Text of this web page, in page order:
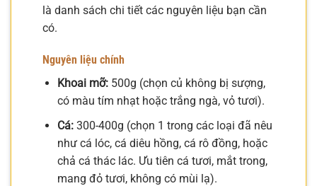
là danh sách chi tiết các nguyên liệu bạn cần
có.
Nguyên liệu chính
Khoai mỡ:500g (chọn củ không bị sượng,
có màu tím nhạt hoặc trắng ngà, vỏ tươi).
Cá:300-400g (chọn 1 trong các loại đã nêu
như cá lóc, cá diêu hồng, cá rô đồng, hoặc
chả cá thác lác. Ưu tiên cá tươi, mắt trong,
mang đỏ tươi, không có mùi lạ).